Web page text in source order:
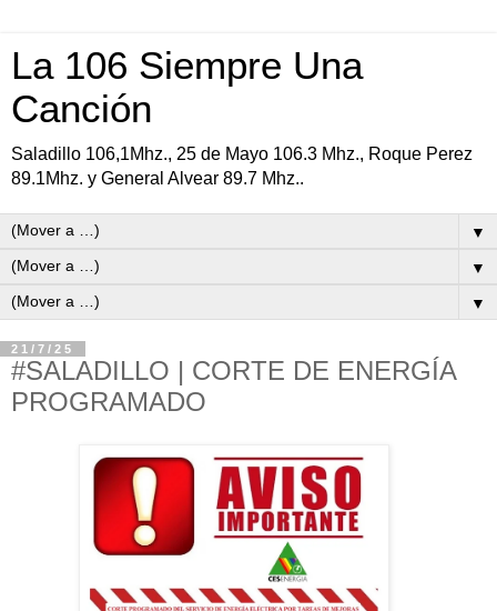
La 106 Siempre Una
Canción
Saladillo 106,1Mhz., 25 de Mayo 106.3 Mhz., Roque Perez
89.1Mhz. y General Alvear 89.7 Mhz..
▼
▼
▼
21/7/25
#SALADILLO | CORTE DE ENERGÍA
PROGRAMADO